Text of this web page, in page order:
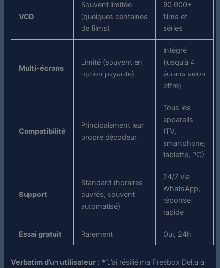
VOD
Souvent limitée
(quelques centaines
de films)
90 000+
films et
séries
Multi-écrans
Limité (souvent en
option payante)
Intégré
(jusqu’à 4
écrans selon
offre)
Compatibilité
Principalement leur
propre décodeur
Tous les
appareils
(TV,
smartphone,
tablette, PC)
Support
Standard (horaires
ouvrés, souvent
automatisé)
24/7 via
WhatsApp,
réponse
rapide
Essai gratuit Rarement Oui, 24h
Verbatim d’un utilisateur : *“J’ai résilié ma Freebox Delta à